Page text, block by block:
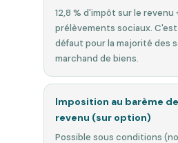
12,8 % d'impôt sur le revenu
prélèvements sociaux.
défaut pour la majorité des
marchand de biens.
Imposition au barème
revenu (sur option)
Possible sous conditions